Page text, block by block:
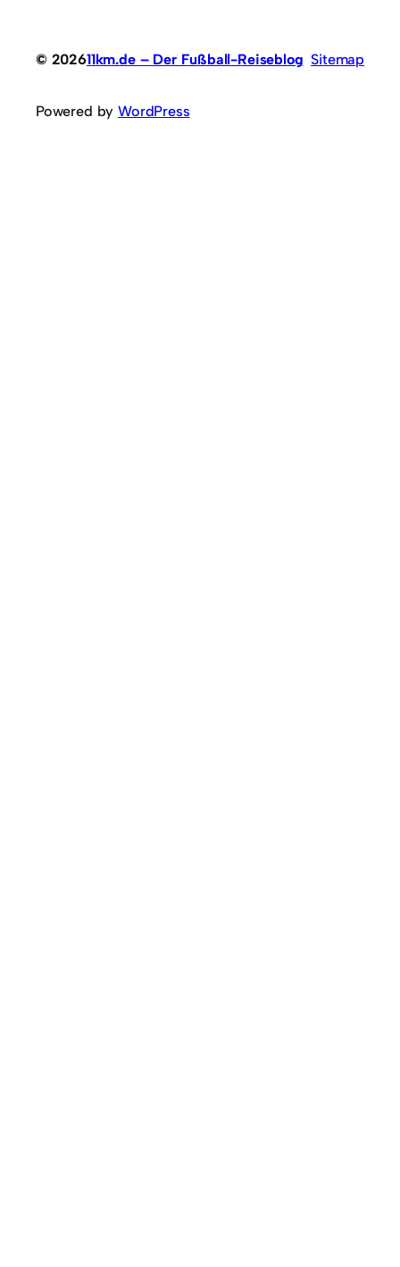
© 202611km.de – Der Fußball-Reiseblog Sitemap
Powered byWordPress